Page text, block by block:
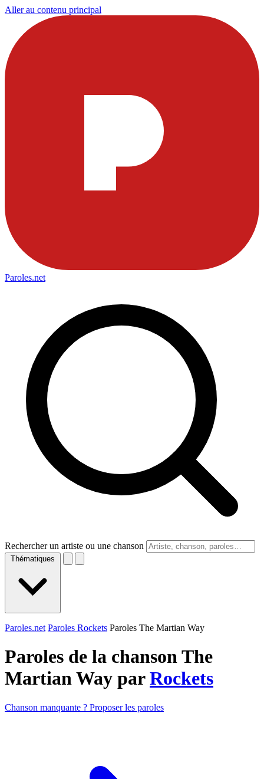
Aller au contenu principal
Paroles.net
Rechercher un artiste ou une chanson
Thématiques
Paroles.net Paroles Rockets Paroles The Martian Way
Paroles de la chanson The
Martian Way parRockets
Chanson manquante ? Proposer les paroles